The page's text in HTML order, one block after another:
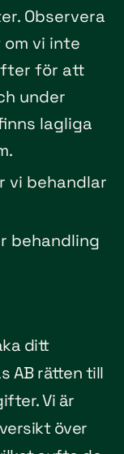
Observera
vi inte
för att
under
lagliga
vi behandlar
behandling
ditt
AB rätten till
Vi är
över